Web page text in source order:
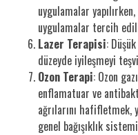
uygulamalar
uygulamalar tercih
Lazer Terapisi:
düzeyde iyileşmeyi
Ozon Terapi: Ozon
enflamatuar ve
ağrılarını hafifletmek,
genel bağışıklık